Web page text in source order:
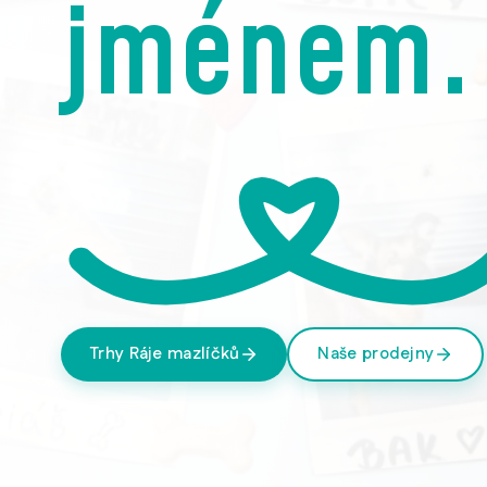
jménem.
Trhy Ráje mazlíčků Naše prodejny